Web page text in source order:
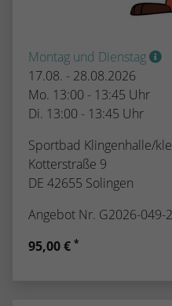
Montag und Dienstag
17.08. - 28.08.2026
Mo. 13:00 - 13:45 Uhr
Di. 13:00 - 13:45 Uhr
Sportbad Klingenhalle/
Kotterstraße 9
DE 42655 Solingen
Angebot Nr. G2026-049-
95,00 € *